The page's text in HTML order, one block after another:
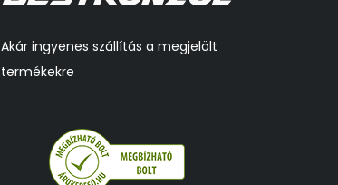
Akár ingyenes szállítás a megjelölt
termékekre